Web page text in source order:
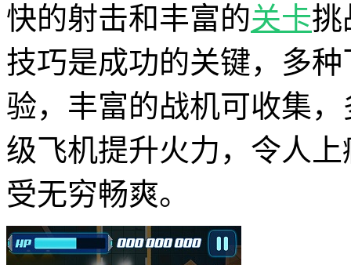
快的射击和丰富的关卡挑
技巧是成功的关键，多
验，丰富的战机可收集
级飞机提升火力，令人
受无穷畅爽。